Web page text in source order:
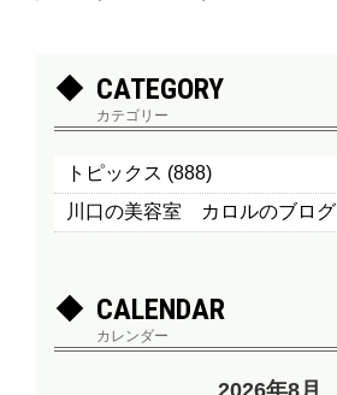
CATEGORY
カテゴリー
トピックス (888)
川口の美容室 カロルのブログ
CALENDAR
カレンダー
2026年8月